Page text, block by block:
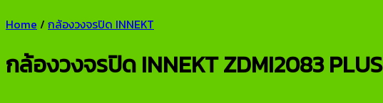
Home / กล้องวงจรปิด INNEKT
กล้องวงจรปิด INNEKT ZDMI2083 PLUS